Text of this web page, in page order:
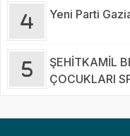
Yeni Parti
ŞEHİTKAMİL
ÇOCUKLARI